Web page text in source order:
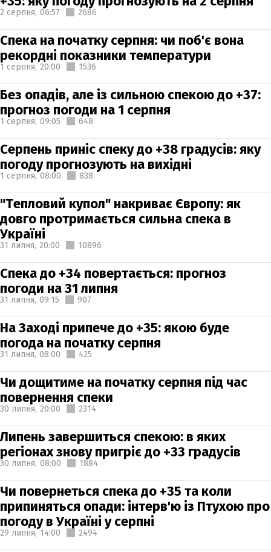
2 серпня, 06:57 2686
Спека на початку серпня: чи поб'є вона
рекордні показники температури
1 серпня, 20:00 1536
Без опадів, але із сильною спекою до +37:
прогноз погоди на 1 серпня
1 серпня, 09:05 648
Серпень приніс спеку до +38 градусів: яку
погоду прогнозують на вихідні
1 серпня, 08:00 838
"Тепловий купол" накриває Європу: як
довго протримається сильна спека в
Україні
31 липня, 20:00 10896
Спека до +34 повертається: прогноз
погоди на 31 липня
31 липня, 09:15 907
На Заході припече до +35: якою буде
погода на початку серпня
31 липня, 08:00 425
Чи дощитиме на початку серпня під час
повернення спеки
30 липня, 20:00 2314
Липень завершиться спекою: в яких
регіонах знову пригріє до +33 градусів
30 липня, 08:00 1884
Чи повернеться спека до +35 та коли
припиняться опади: інтерв'ю із Птухою про
погоду в Україні у серпні
29 липня, 14:00 2494